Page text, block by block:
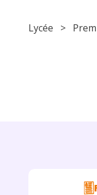
Lycée >